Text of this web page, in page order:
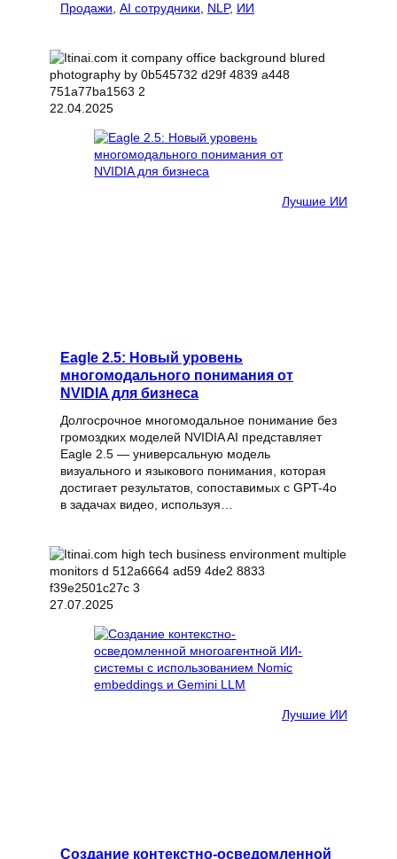
Продажи AI сотрудники NLP, ИИ
22.04.2025
Лучшие ИИ
Eagle 2.5: Новый уровень
многомодального понимания от
NVIDIA для бизнеса
Долгосрочное многомодальное понимание без
громоздких моделей NVIDIA AI представляет
Eagle 2.5 — универсальную модель
визуального и языкового понимания, которая
достигает результатов, сопоставимых с GPT-4o
в задачах видео, используя…
27.07.2025
Лучшие ИИ
Создание контекстно-осведомленной